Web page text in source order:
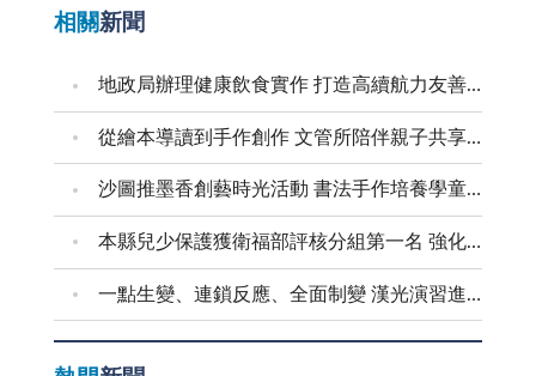
相關新聞
地政局辦理健康飲食實作 打造高續航力友善職場
從繪本導讀到手作創作 文管所陪伴親子共享溫馨時光
沙圖推墨香創藝時光活動 書法手作培養學童創意美感
本縣兒少保護獲衛福部評核分組第一名 強化預防與跨域合作 建構兒少安全成長環境
一點生變、連鎖反應、全面制變 漢光演習進行防護射擊